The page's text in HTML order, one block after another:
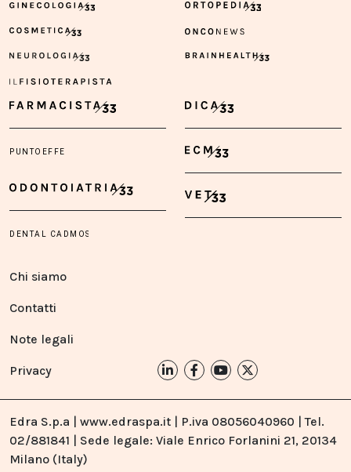
Chi siamo
Contatti
Note legali
Privacy
Edra S.p.a | www.edraspa.it | P.iva 08056040960 | Tel.
02/881841 | Sede legale: Viale Enrico Forlanini 21, 20134
Milano (Italy)